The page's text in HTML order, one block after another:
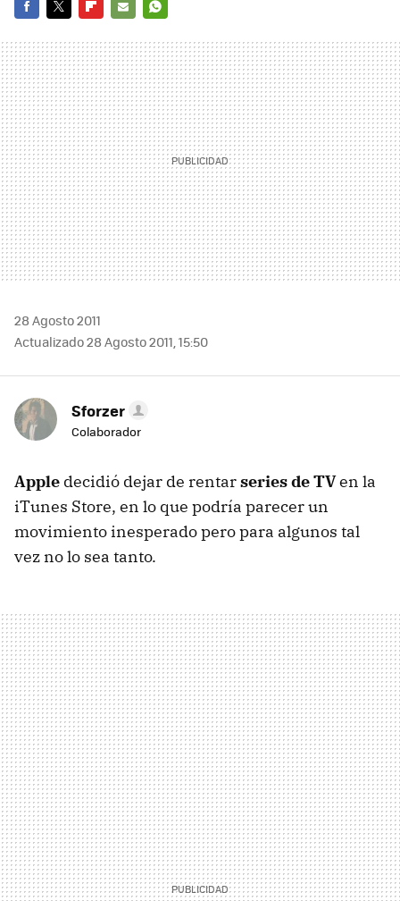
MAIL
28 Agosto 2011
Actualizado 28 Agosto 2011, 15:50
Sforzer
Colaborador
Apple decidió dejar de rentarseries de TVen la
iTunes Store, en lo que podría parecer un
movimiento inesperado pero para algunos tal
vez no lo sea tanto.